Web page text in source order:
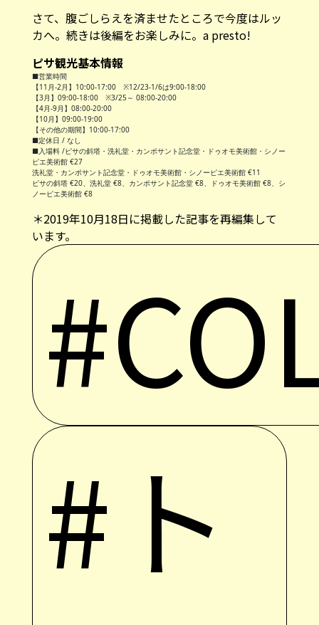
さて、腹ごしらえを済ませたところで今度はルッ
カへ。続きは後編をお楽しみに。a presto!
ピサ観光基本情報
■営業時間
【11月-2月】10:00-17:00 ※12/23-1/6は9:00-18:00
【3月】09:00-18:00 ※3/25～ 08:00-20:00
【4月-9月】08:00-20:00
【10月】09:00-19:00
【その他の期間】10:00-17:00
■定休日 / なし
■入場料 /ピサの斜塔・洗礼堂・カンポサント記念堂・ドゥオモ美術館・シノー
ピエ美術館 €27
洗礼堂・カンポサント記念堂・ドゥオモ美術館・シノーピエ美術館 €11
ピサの斜塔 €20、洗礼堂 €8、カンポサント記念堂 €8、ドゥオモ美術館 €8、シ
ノーピエ美術館 €8
＊2019年10月18日に掲載した記事を再編集して
います。
#ト